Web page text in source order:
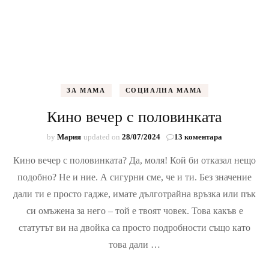
ЗА МАМА СОЦИАЛНА МАМА
Кино вечер с половинката
by Мария updated on 28/07/2024 13 коментара
вечер
Кино вечер с половинката? Да, моля! Кой би отказал нещо
подобно? Не и ние. А сигурни сме, че и ти. Без значение
дали ти е просто гадже, имате дълготрайна връзка или пък
си омъжена за него – той е твоят човек. Това какъв е
статутът ви на двойка са просто подробности също като
това дали …